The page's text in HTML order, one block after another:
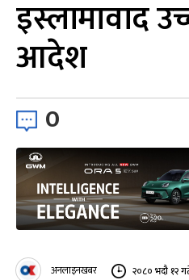
इस्लामावाद
आदेश
0
अनलाइनखबर २०८० भदौ १२